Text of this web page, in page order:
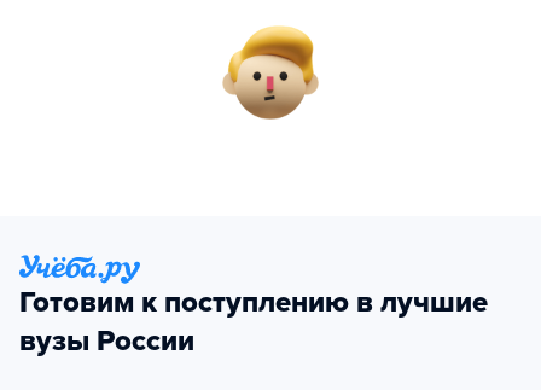
Готовим к поступлению в лучшие
вузы России